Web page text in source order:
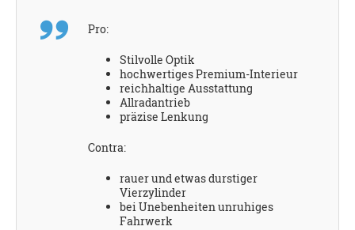
Pro:
Stilvolle Optik
hochwertiges Premium-Interieur
reichhaltige Ausstattung
Allradantrieb
präzise Lenkung
Contra:
rauer und etwas durstiger
Vierzylinder
bei Unebenheiten unruhiges
Fahrwerk